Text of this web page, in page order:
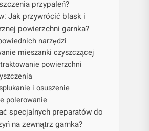
przypaleń?
Jak przywrócić blask i
powierzchni garnka?
narzędzi
mieszanki czyszczącej
powierzchni
i osuszenie
polerowanie
specjalnych preparatów do
na zewnątrz garnka?